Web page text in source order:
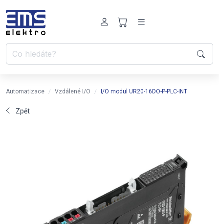
Automatizace Vzdálené I/O I/O modul UR20-16DO-P-PLC-INT
Zpět